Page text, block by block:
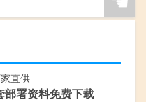
署资料免费下载